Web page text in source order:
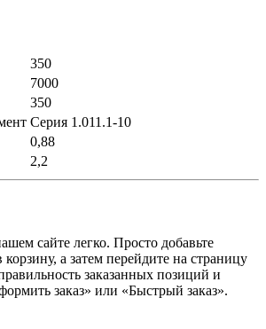
350
7000
350
Серия 1.011.1-10
0,88
2,2
сайте легко. Просто добавьте
а затем перейдите на страницу
заказанных позиций и
заказ» или «Быстрый заказ».